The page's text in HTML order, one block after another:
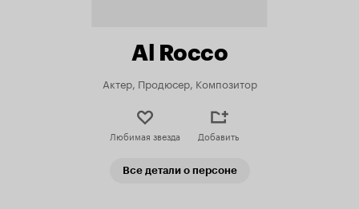
Al Rocco
Актер, Продюсер, Композитор
Любимая звезда Добавить
Все детали о персоне